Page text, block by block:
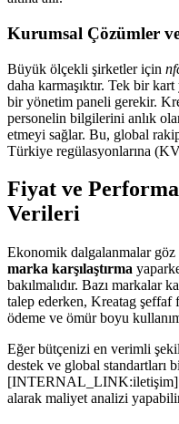
Kurumsal Çözümler
Büyük ölçekli şirketler için
daha karmaşıktır. Tek bir
bir yönetim paneli gerekir.
personelin bilgilerini anlık
etmeyi sağlar. Bu, global
Türkiye regülasyonlarına
Fiyat ve
Verileri
Ekonomik dalgalanmalar göz
marka karşılaştırma
bakılmalıdır. Bazı markalar
talep ederken, Kreatag şeffaf
ödeme ve ömür boyu
Eğer bütçenizi en verimli
destek ve global standartları
[INTERNAL_LINK:iletişim]
alarak maliyet analizi